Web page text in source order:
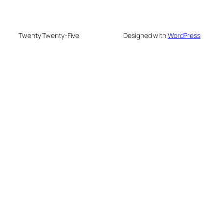
Twenty Twenty-Five Designed withWordPress